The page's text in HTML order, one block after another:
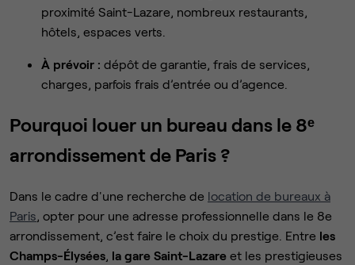
proximité Saint-Lazare, nombreux restaurants,
hôtels, espaces verts.
À prévoir : dépôt de garantie, frais de services,
charges, parfois frais d’entrée ou d’agence.
Pourquoi louer un bureau dans le 8ᵉ
arrondissement de Paris ?
Dans le cadre d'une recherche de location de bureaux à
Paris , opter pour une adresse professionnelle dans le 8e
arrondissement, c’est faire le choix du prestige. Entre les
Champs-Élysées la gare Saint-Lazare et les prestigieuses